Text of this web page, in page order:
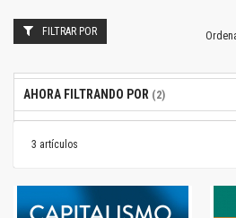
3 artículos
FILTRAR POR
AHORA FILTRANDO POR